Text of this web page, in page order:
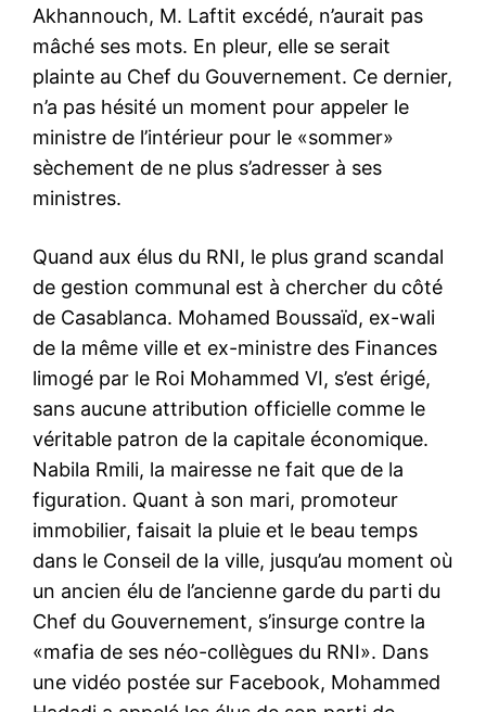
Akhannouch, M. Laftit excédé, n’aurait pas
mâché ses mots. En pleur, elle se serait
plainte au Chef du Gouvernement. Ce dernier,
n’a pas hésité un moment pour appeler le
ministre de l’intérieur pour le «sommer»
sèchement de ne plus s’adresser à ses
ministres.
Quand aux élus du RNI, le plus grand scandal
de gestion communal est à chercher du côté
de Casablanca. Mohamed Boussaïd, ex-wali
de la même ville et ex-ministre des Finances
limogé par le Roi Mohammed VI, s’est érigé,
sans aucune attribution officielle comme le
véritable patron de la capitale économique.
Nabila Rmili, la mairesse ne fait que de la
figuration. Quant à son mari, promoteur
immobilier, faisait la pluie et le beau temps
dans le Conseil de la ville, jusqu’au moment où
un ancien élu de l’ancienne garde du parti du
Chef du Gouvernement, s’insurge contre la
«mafia de ses néo-collègues du RNI». Dans
une vidéo postée sur Facebook, Mohammed